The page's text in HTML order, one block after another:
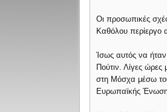
Οι προσωπικές
Καθόλου περίεργο
Ίσως αυτός να
Πούτιν. Λίγες
στη Μόσχα μέσω
Ευρωπαϊκής